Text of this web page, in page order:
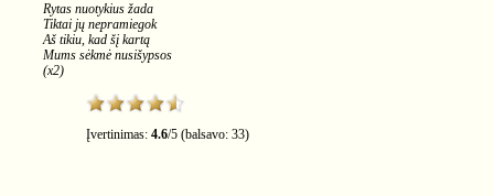
Rytas nuotykius žada
Tiktai jų nepramiegok
Aš tikiu, kad šį kartą
Mums sėkmė nusišypsos
(x2)
Įvertinimas: 4.6/5 (balsavo: 33)